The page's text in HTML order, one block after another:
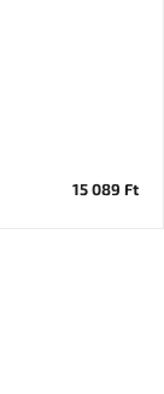
15 089 Ft